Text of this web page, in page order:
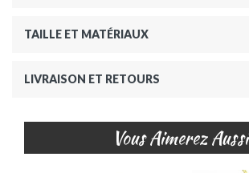
TAILLE ET MATÉRIAUX
LIVRAISON ET RETOURS
Vous Aimerez Aussi